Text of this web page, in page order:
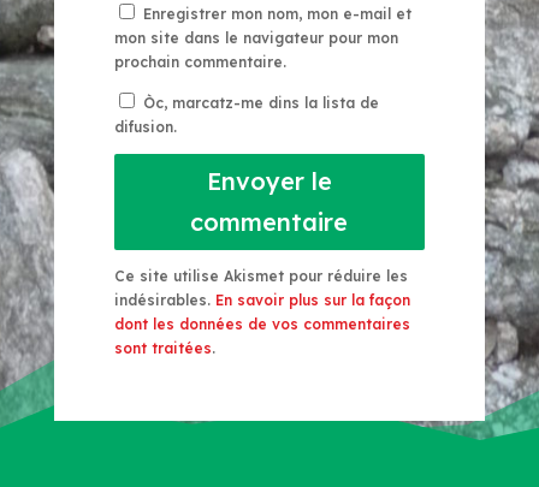
Enregistrer mon nom, mon e-mail et
mon site dans le navigateur pour mon
prochain commentaire.
Òc, marcatz-me dins la lista de
difusion.
Envoyer le
commentaire
Ce site utilise Akismet pour réduire les
indésirables. En savoir plus sur la façon
dont les données de vos commentaires
sont traitées.